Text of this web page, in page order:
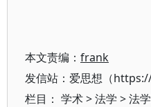
本文责编： frank
发信站：爱思想（
栏目： 学术>法学 >法